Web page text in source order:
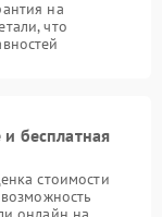
на
что
бесплатная
стоимости